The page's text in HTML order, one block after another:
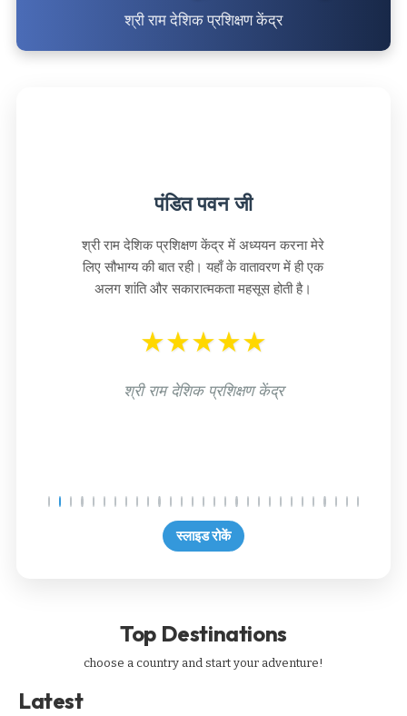
श्री राम देशिक प्रशिक्षण केंद्र
पंडित पवन जी
श्री राम देशिक प्रशिक्षण केंद्र में अध्ययन करना मेरे
लिए सौभाग्य की बात रही। यहाँ के वातावरण में ही एक
अलग शांति और सकारात्मकता महसूस होती है।
★★★★★
श्री राम देशिक प्रशिक्षण केंद्र
स्लाइड रोकें
Top Destinations
choose a country and start your adventure!
footer-1
footer-2
foxiz
mobile-quick-access
Latest